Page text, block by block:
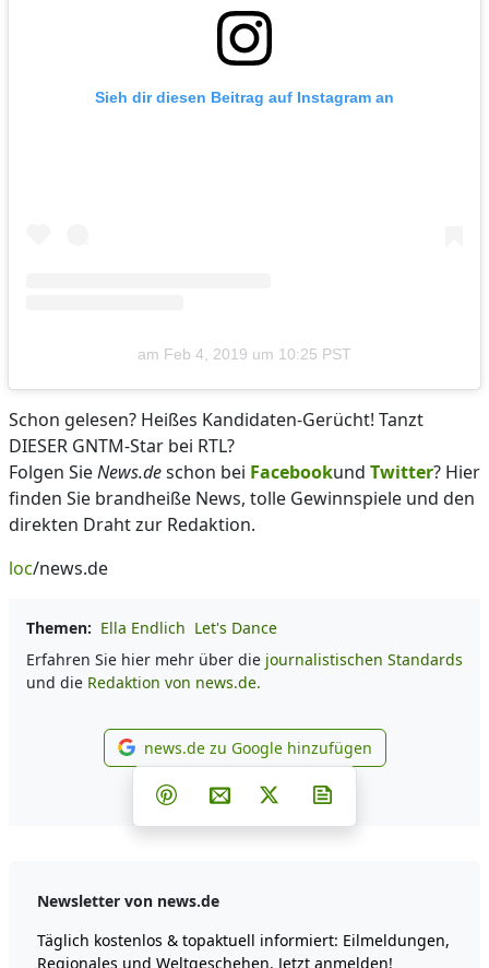
Sieh dir diesen Beitrag auf Instagram an
am Feb 4, 2019 um 10:25 PST
Schon gelesen? Heißes Kandidaten-Gerücht! Tanzt
DIESER GNTM-Star bei RTL?
Folgen SieNews.deschon bei Facebookund Twitter? Hier
finden Sie brandheiße News, tolle Gewinnspiele und den
direkten Draht zur Redaktion.
loc/news.de
Themen: Ella Endlich Let's Dance
Erfahren Sie hier mehr über die journalistischen Standards
und die Redaktion von news.de.
news.de zu Google
news.de zu Google hinzufügen
Teilen auf Facebook
Teilen auf Whatsapp
Teilen auf Telegram
Teilen auf Pinterest
Per E-Mail teilen
Post auf X
Newsletter von news.de
Täglich kostenlos & topaktuell informiert: Eilmeldungen,
Regionales und Weltgeschehen. Jetzt anmelden!